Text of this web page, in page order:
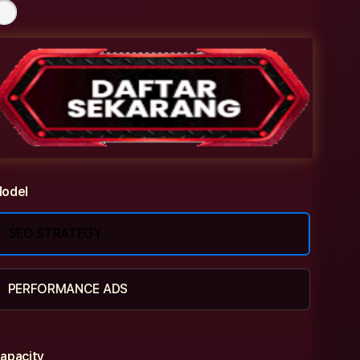
SEO STRATEGY
PERFORMANCE ADS